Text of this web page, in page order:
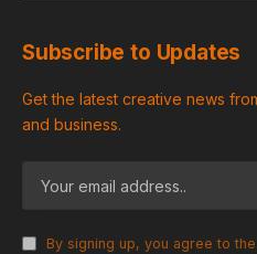
Subscribe to Updates
Get the latest creative news
and business.
By signing up, you agree to